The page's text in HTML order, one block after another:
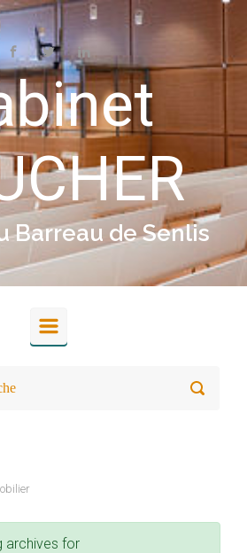
Barreau de Senlis
archives for